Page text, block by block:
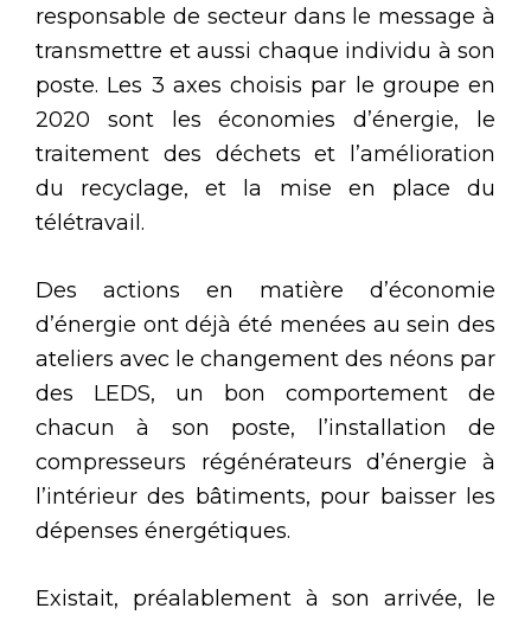
responsable de secteur dans le message à
transmettre et aussi chaque individu à son
poste. Les 3 axes choisis par le groupe en
2020 sont les économies d’énergie, le
traitement des déchets et l’amélioration
du recyclage, et la mise en place du
télétravail.
Des actions en matière d’économie
d’énergie ont déjà été menées au sein des
ateliers avec le changement des néons par
des LEDS, un bon comportement de
chacun à son poste, l’installation de
compresseurs régénérateurs d’énergie à
l’intérieur des bâtiments, pour baisser les
dépenses énergétiques.
Existait, préalablement à son arrivée, le